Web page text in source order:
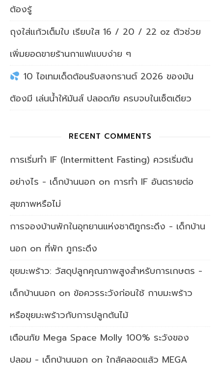
ต้องรู้
ถุงใส่แก้วเต็มใบ เรียบใส 16 / 20 / 22 oz ตัวช่วย
เพิ่มยอดขายร้านกาแฟแบบง่าย ๆ
10 ไอเทมเด็ดต้อนรับสงกรานต์ 2026 ของมัน
ต้องมี เล่นน้ำให้มันส์ ปลอดภัย ครบจบในเซ็ตเดียว
RECENT COMMENTS
การเริ่มทำ IF (Intermittent Fasting) ควรเริ่มต้น
อย่างไร - เด็กบ้านนอก on การทำ IF อันตรายต่อ
สุขภาพหรือไม่
การจองบ้านพักในอุทยานแห่งชาติภูกระดึง - เด็กบ้าน
นอก on ที่พัก ภูกระดึง
ขุยมะพร้าว: วัสดุปลูกคุณภาพสูงสำหรับการเกษตร -
เด็กบ้านนอก on ข้อควรระวังก่อนใช้ กาบมะพร้าว
หรือขุยมะพร้าวกับการปลูกต้นไม้
เตือนภัย Mega Space Molly 100% ระวังของ
ปลอม - เด็กบ้านนอก on ใกล้คลอดแล้ว MEGA